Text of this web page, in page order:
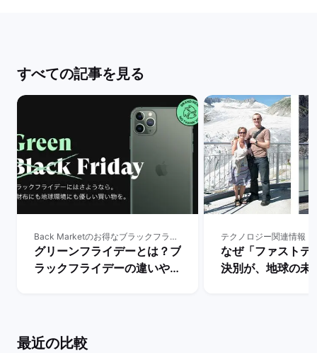
すべての記事を見る
Back Marketのお得なブラックフライデー
グリーンフライデーとは？ブ
ラックフライデーの違いやサ
テクノロジー関連情報
なぜ「ファストテ
決別が、地球の未
最近の比較